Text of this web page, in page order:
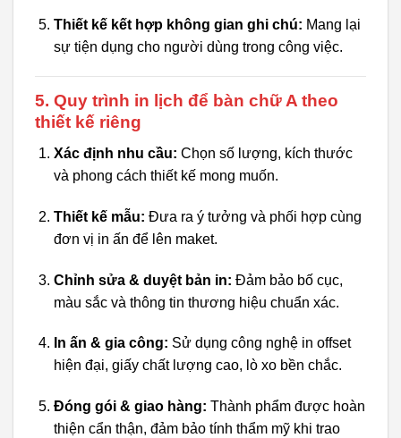
Thiết kế kết hợp không gian ghi chú: Mang lại
sự tiện dụng cho người dùng trong công việc.
5. Quy trình in lịch để bàn chữ A theo
thiết kế riêng
Xác định nhu cầu: Chọn số lượng, kích thước
và phong cách thiết kế mong muốn.
Thiết kế mẫu: Đưa ra ý tưởng và phối hợp cùng
đơn vị in ấn để lên maket.
Chỉnh sửa & duyệt bản in: Đảm bảo bố cục,
màu sắc và thông tin thương hiệu chuẩn xác.
In ấn & gia công: Sử dụng công nghệ in offset
hiện đại, giấy chất lượng cao, lò xo bền chắc.
Đóng gói & giao hàng: Thành phẩm được hoàn
thiện cẩn thận, đảm bảo tính thẩm mỹ khi trao